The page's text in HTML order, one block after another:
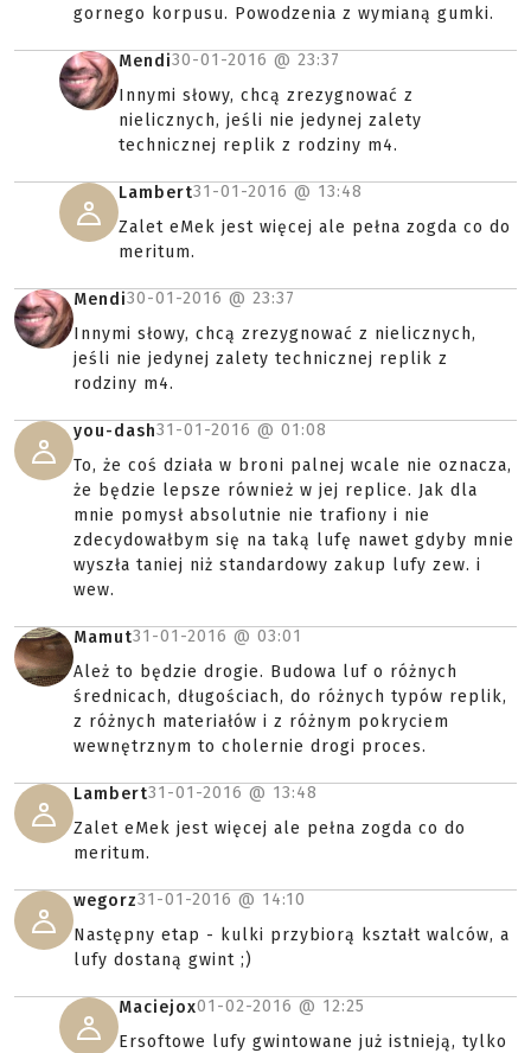
gornego korpusu. Powodzenia z wymianą gumki.
Mendi30-01-2016 @ 23:37
Innymi słowy, chcą zrezygnować z
nielicznych, jeśli nie jedynej zalety
technicznej replik z rodziny m4.
Lambert31-01-2016 @ 13:48
Zalet eMek jest więcej ale pełna zogda co do
meritum.
Mendi30-01-2016 @ 23:37
Innymi słowy, chcą zrezygnować z nielicznych,
jeśli nie jedynej zalety technicznej replik z
rodziny m4.
you-dash31-01-2016 @ 01:08
To, że coś działa w broni palnej wcale nie oznacza,
że będzie lepsze również w jej replice. Jak dla
mnie pomysł absolutnie nie trafiony i nie
zdecydowałbym się na taką lufę nawet gdyby mnie
wyszła taniej niż standardowy zakup lufy zew. i
wew.
Mamut31-01-2016 @ 03:01
Ależ to będzie drogie. Budowa luf o różnych
średnicach, długościach, do różnych typów replik,
z różnych materiałów i z różnym pokryciem
wewnętrznym to cholernie drogi proces.
Lambert31-01-2016 @ 13:48
Zalet eMek jest więcej ale pełna zogda co do
meritum.
wegorz31-01-2016 @ 14:10
Następny etap - kulki przybiorą kształt walców, a
lufy dostaną gwint ;)
Maciejox01-02-2016 @ 12:25
Ersoftowe lufy gwintowane już istnieją, tylko